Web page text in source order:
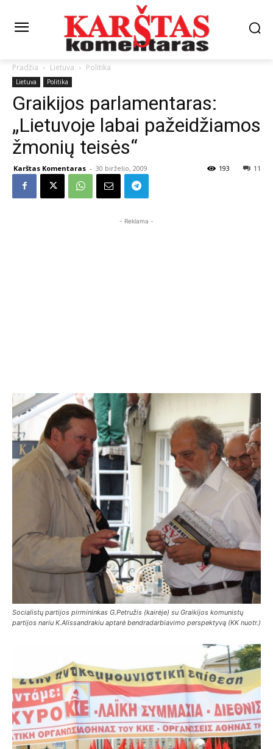
Pradžia Lietuva Politika
Lietuva Politika
Graikijos parlamentaras:
„Lietuvoje labai pažeidžiamos
žmonių teisės“
Karštas Komentaras - 30 birželio, 2009 11
193
- Reklama -
Socialistų partijos pirmininkas G.Petružis (kairėje) su Graikijos komunistų
partijos nariu K.Alissandrakiu aptarė bendradarbiavimo perspektyvą (KK nuotr.)